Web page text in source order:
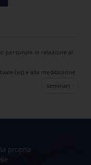
personale in relazione al
(sq) e alla meditazione
seminari
propria